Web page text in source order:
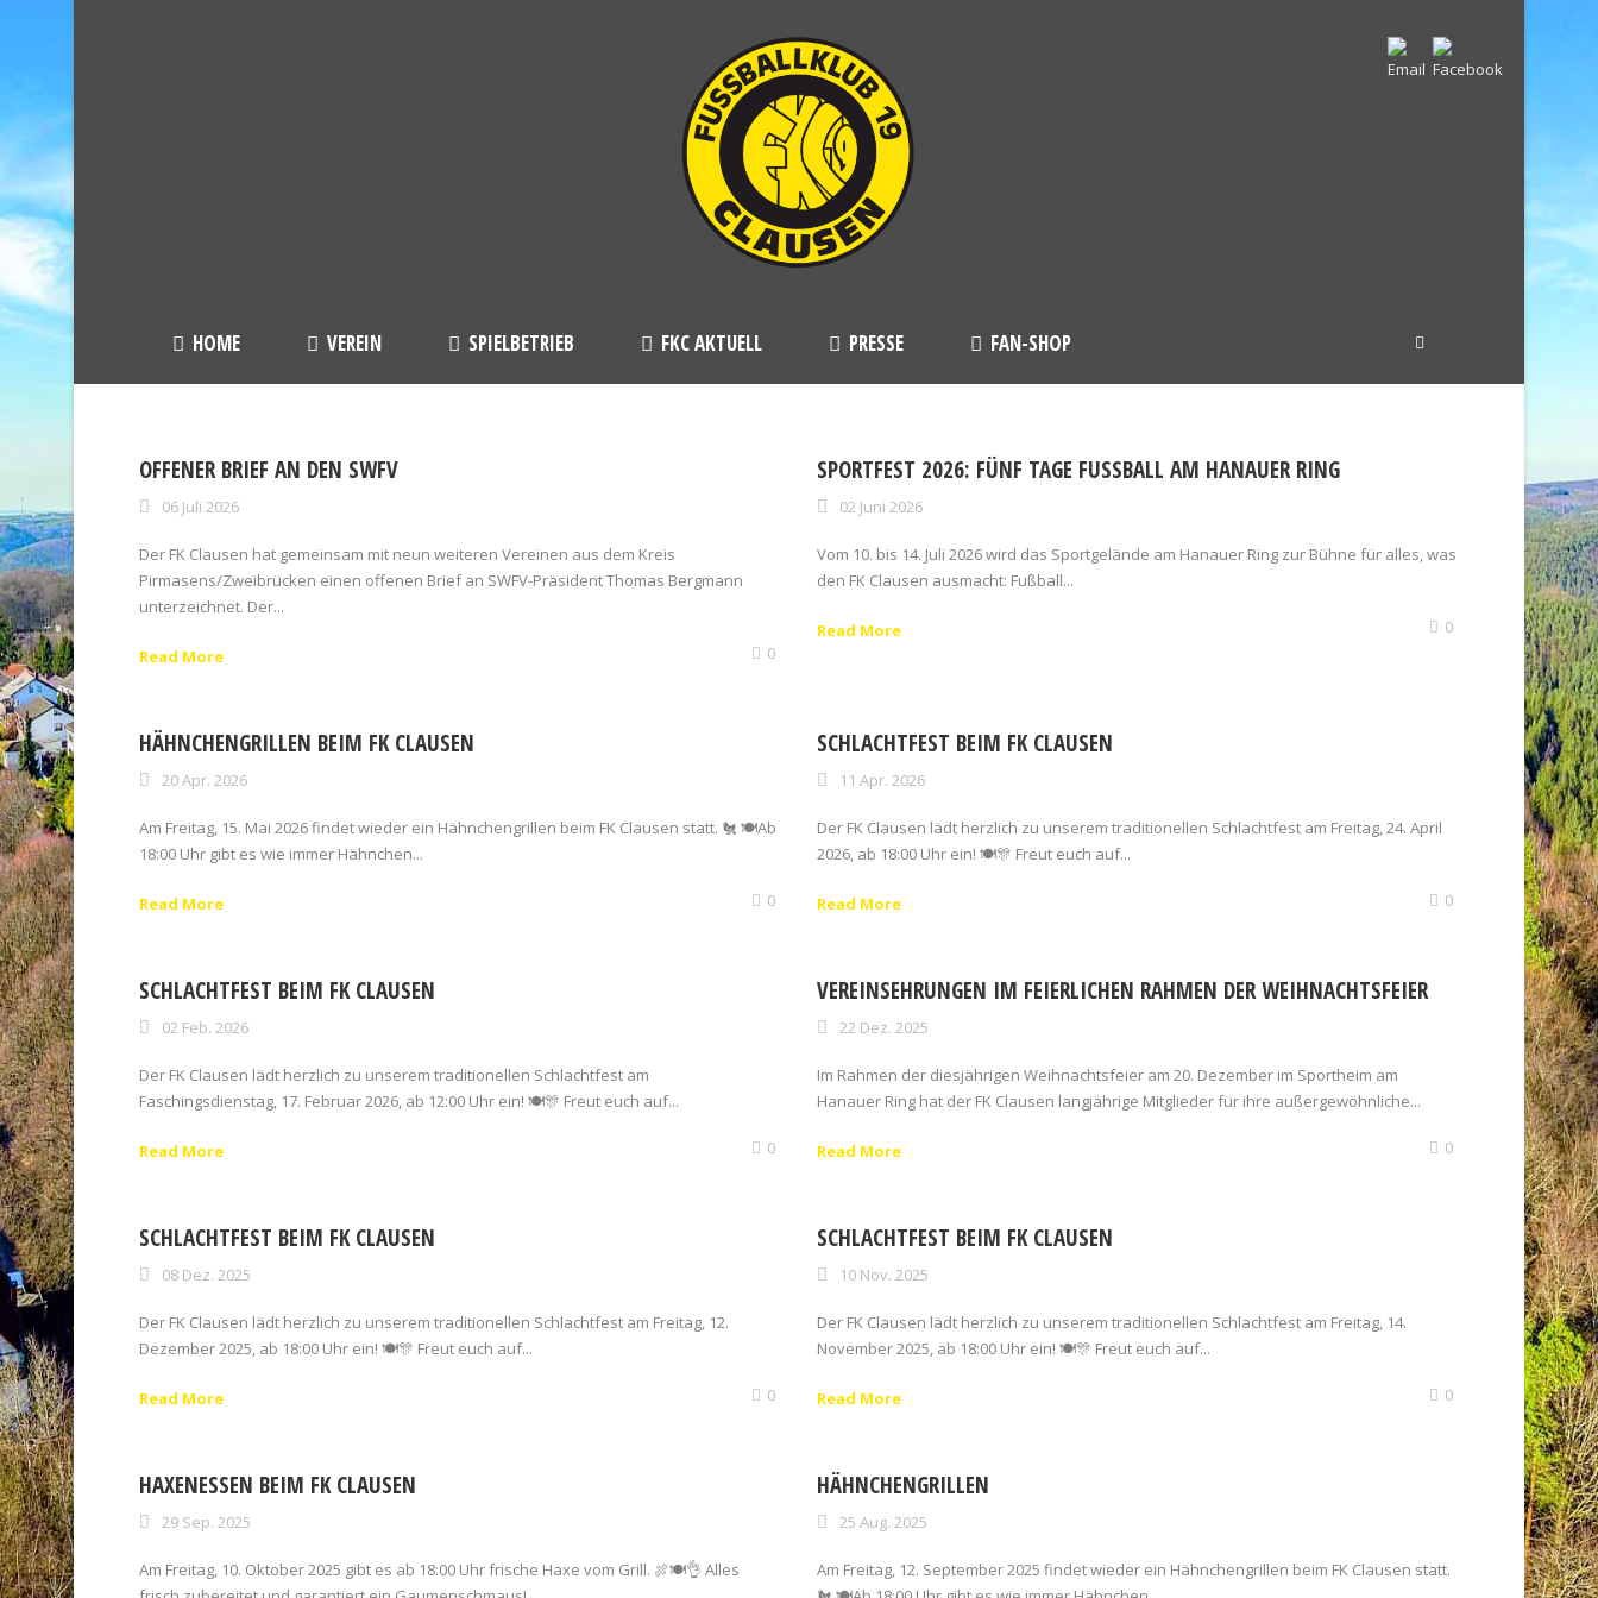
HOME VEREIN SPIELBETRIEB FKC AKTUELL PRESSE FAN-SHOP
OFFENER BRIEF AN DEN SWFV
06 Juli 2026
Der FK Clausen hat gemeinsam mit neun weiteren Vereinen aus dem Kreis
Pirmasens/Zweibrücken einen offenen Brief an SWFV-Präsident Thomas Bergmann
unterzeichnet. Der...
Read More 0
SPORTFEST 2026: FÜNF TAGE FUSSBALL AM HANAUER RING
02 Juni 2026
Vom 10. bis 14. Juli 2026 wird das Sportgelände am Hanauer Ring zur Bühne für alles, was
den FK Clausen ausmacht: Fußball...
Read More 0
HÄHNCHENGRILLEN BEIM FK CLAUSEN
20 Apr. 2026
Am Freitag, 15. Mai 2026 findet wieder ein Hähnchengrillen beim FK Clausen statt. 🐔 🍽️⁠⁠Ab
18:00 Uhr gibt es wie immer Hähnchen...
Read More 0
SCHLACHTFEST BEIM FK CLAUSEN
11 Apr. 2026
Der FK Clausen lädt herzlich zu unserem traditionellen Schlachtfest am Freitag, 24. April
2026, ab 18:00 Uhr ein! 🍽🎊 Freut euch auf...
Read More 0
SCHLACHTFEST BEIM FK CLAUSEN
02 Feb. 2026
Der FK Clausen lädt herzlich zu unserem traditionellen Schlachtfest am
Faschingsdienstag, 17. Februar 2026, ab 12:00 Uhr ein! 🍽🎊 Freut euch auf...
Read More 0
VEREINSEHRUNGEN IM FEIERLICHEN RAHMEN DER WEIHNACHTSFEIER
22 Dez. 2025
Im Rahmen der diesjährigen Weihnachtsfeier am 20. Dezember im Sportheim am
Hanauer Ring hat der FK Clausen langjährige Mitglieder für ihre außergewöhnliche...
Read More 0
SCHLACHTFEST BEIM FK CLAUSEN
08 Dez. 2025
Der FK Clausen lädt herzlich zu unserem traditionellen Schlachtfest am Freitag, 12.
Dezember 2025, ab 18:00 Uhr ein! 🍽🎊 Freut euch auf...
Read More 0
SCHLACHTFEST BEIM FK CLAUSEN
10 Nov. 2025
Der FK Clausen lädt herzlich zu unserem traditionellen Schlachtfest am Freitag, 14.
November 2025, ab 18:00 Uhr ein! 🍽🎊 Freut euch auf...
Read More 0
HAXENESSEN BEIM FK CLAUSEN
29 Sep. 2025
Am Freitag, 10. Oktober 2025 gibt es ab 18:00 Uhr frische Haxe vom Grill. 🍖🍽️⁠👌 Alles
HÄHNCHENGRILLEN
25 Aug. 2025
Am Freitag, 12. September 2025 findet wieder ein Hähnchengrillen beim FK Clausen statt.